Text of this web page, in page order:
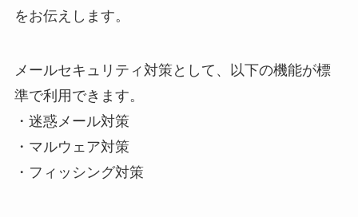
をお伝えします。
メールセキュリティ対策として、以下の機能が標
準で利用できます。
・迷惑メール対策
・マルウェア対策
・フィッシング対策